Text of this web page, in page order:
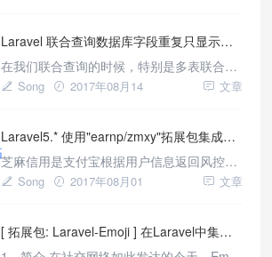
样，默认的join只支持单个查询，所以我下
面总结两种方法： 一、使用原是表达式(不
推荐) 原生S
Laravel 联合查询数据库字段重复只显示一个字段怎么办？
在我们联合查询的时候，特别是多表联合查
询的时候，出现了数据库字段重复只显示一
leftJoin('article', 'users.id', '=', 'art
Song 2017年08月14 文章
Laravel5.* 使用"earnp/zmxy"拓展包集成芝麻信用，php芝麻信用拓展
芝麻信用是支付宝根据用户信息返回风控风
险以及用户信用评分，主要用于：P2P网贷,
开发，会浪费一定的时间，所以我集成了
Laravel芝麻信用拓展，方便大家学习管理，
Song 2017年08月01 文章
[ 拓展包: Laravel-Emoji ] 在Laravel中集成使用 Emoji 表情